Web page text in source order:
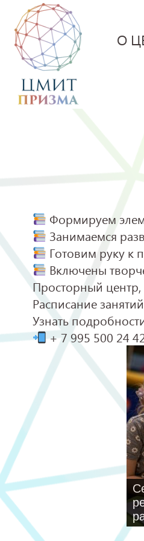
О
Формируем
Занимаемся
Готовим руку к
Включены
Просторный
Расписание
Узнать
+ 7 995 500 24